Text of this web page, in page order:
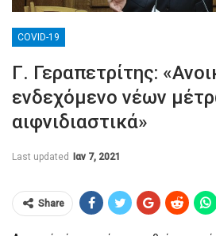
COVID-19
Γ. Γεραπετρίτης:
ενδεχόμενο νέων
αιφνιδιαστικά»
Last updated Ιαν 7, 2021
Share